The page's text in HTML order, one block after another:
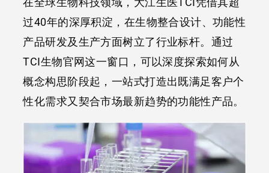
过40年的深厚积淀，在生物整合设计、功能性
产品研发及生产方面树立了行业标杆。通过
TCI生物官网这一窗口，可以深度探索如何从
概念构思阶段起，一站式打造出既满足客户个
性化需求又契合市场最新趋势的功能性产品。